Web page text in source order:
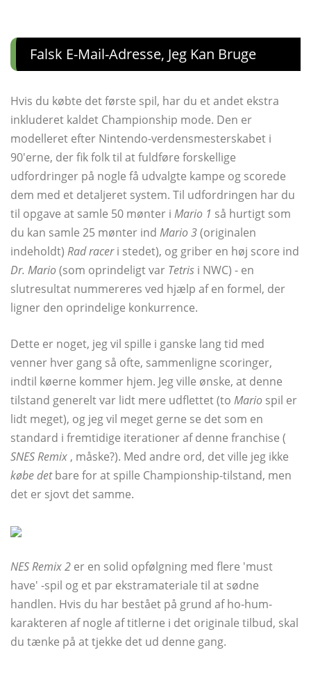
Falsk E-Mail-Adresse, Jeg Kan Bruge
Hvis du købte det første spil, har du et andet ekstra
inkluderet kaldet Championship mode. Den er
modelleret efter Nintendo-verdensmesterskabet i
90'erne, der fik folk til at fuldføre forskellige
udfordringer på nogle få udvalgte kampe og scorede
dem med et detaljeret system. Til udfordringen har du
til opgave at samle 50 mønter i Mario 1 så hurtigt som
du kan samle 25 mønter ind Mario 3(originalen
indeholdt) Rad raceri stedet), og griber en høj score ind
Dr. Mario(som oprindeligt var Tetris i NWC) - en
slutresultat nummereres ved hjælp af en formel, der
ligner den oprindelige konkurrence.
Dette er noget, jeg vil spille i ganske lang tid med
venner hver gang så ofte, sammenligne scoringer,
indtil køerne kommer hjem. Jeg ville ønske, at denne
tilstand generelt var lidt mere udflettet (to Mario spil er
lidt meget), og jeg vil meget gerne se det som en
standard i fremtidige iterationer af denne franchise (
SNES Remix , måske?). Med andre ord, det ville jeg ikke
købe detbare for at spille Championship-tilstand, men
det er sjovt det samme.
NES Remix 2 er en solid opfølgning med flere 'must
have' -spil og et par ekstramateriale til at sødne
handlen. Hvis du har bestået på grund af ho-hum-
karakteren af ​​nogle af titlerne i det originale tilbud, skal
du tænke på at tjekke det ud denne gang.